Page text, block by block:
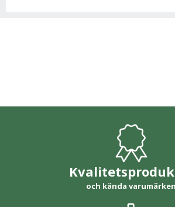
och kända varumärken